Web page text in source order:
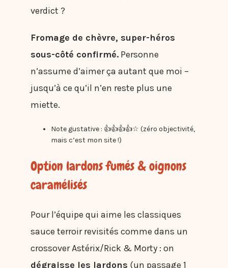
verdict ?
Fromage de chèvre, super-héros
sous-côté confirmé. Personne
n’assume d’aimer ça autant que moi –
jusqu’à ce qu’il n’en reste plus une
miette.
Note gustative : 👍👍👍👍☆ (zéro objectivité,
mais c’est mon site !)
Option lardons fumés & oignons
caramélisés
Pour l’équipe qui aime les classiques
sauce terroir revisités comme dans un
crossover Astérix/Rick & Morty : on
dégraisse les lardons (un passage 1